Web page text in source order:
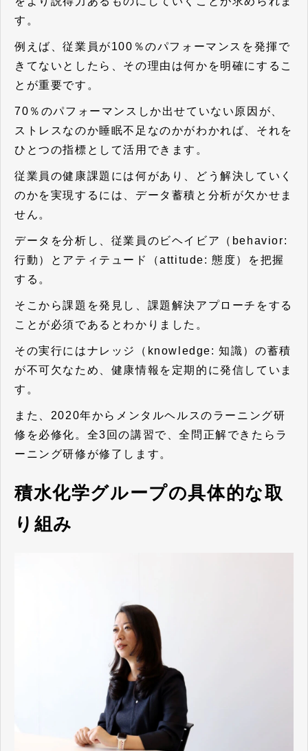
す。
例えば、従業員が100％のパフォーマンスを発揮で
きてないとしたら、その理由は何かを明確にするこ
とが重要です。
70％のパフォーマンスしか出せていない原因が、
ストレスなのか睡眠不足なのかがわかれば、それを
ひとつの指標として活用できます。
従業員の健康課題には何があり、どう解決していく
のかを実現するには、データ蓄積と分析が欠かせま
せん。
データを分析し、従業員のビヘイビア（behavior:
行動）とアティテュード（attitude: 態度）を把握
する。
そこから課題を発見し、課題解決アプローチをする
ことが必須であるとわかりました。
その実行にはナレッジ（knowledge: 知識）の蓄積
が不可欠なため、健康情報を定期的に発信していま
す。
また、2020年からメンタルヘルスのラーニング研
修を必修化。全3回の講習で、全問正解できたらラ
ーニング研修が修了します。
積水化学グループの具体的な取
り組み